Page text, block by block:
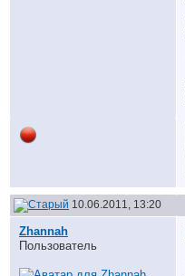
10.06.2011, 13:20
Zhannah
Пользователь